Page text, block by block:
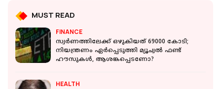
MUST READ
FINANCE
സ്വർണത്തിലേക്ക് ഒഴുകിയത് 69000 കോടി;
നിയന്ത്രണം ഏർപ്പെടുത്തി മ്യൂച്വൽ ഫണ്ട്
ഹൗസുകൾ, ആശങ്കപ്പെടണോ?
HEALTH